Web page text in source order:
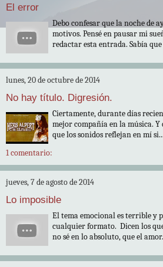
El error
Debo confesar que la noche de
motivos. Pensé en pausar mi
redactar esta entrada. Sabía que
lunes, 20 de octubre de 2014
No hay título. Digresión.
Ciertamente, durante días
mejor compañía en la música. Y
que los sonidos reflejan en mí si...
1 comentario:
jueves, 7 de agosto de 2014
Lo imposible
El tema emocional es terrible y
cualquier formato. Dicen los
no sé en lo absoluto, que el